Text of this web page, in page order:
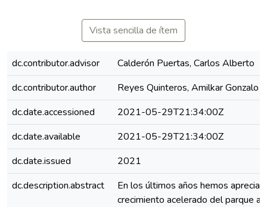
Vista sencilla de ítem
dc.contributor.advisor
Calderón Puertas, Carlos Alberto
dc.contributor.author
Reyes Quinteros, Amilkar Gonzalo
dc.date.accessioned
2021-05-29T21:34:00Z
dc.date.available
2021-05-29T21:34:00Z
dc.date.issued
2021
dc.description.abstract
En los últimos años hemos
crecimiento acelerado del parque